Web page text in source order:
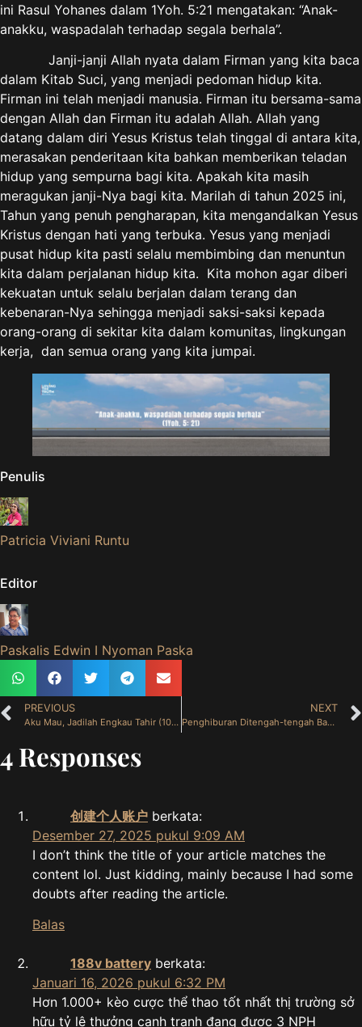
ini Rasul Yohanes dalam 1Yoh. 5:21 mengatakan: “Anak-
anakku, waspadalah terhadap segala berhala”.
Janji-janji Allah nyata dalam Firman yang kita baca
dalam Kitab Suci, yang menjadi pedoman hidup kita.
Firman ini telah menjadi manusia. Firman itu bersama-sama
dengan Allah dan Firman itu adalah Allah. Allah yang
datang dalam diri Yesus Kristus telah tinggal di antara kita,
merasakan penderitaan kita bahkan memberikan teladan
hidup yang sempurna bagi kita. Apakah kita masih
meragukan janji-Nya bagi kita. Marilah di tahun 2025 ini,
Tahun yang penuh pengharapan, kita mengandalkan Yesus
Kristus dengan hati yang terbuka. Yesus yang menjadi
pusat hidup kita pasti selalu membimbing dan menuntun
kita dalam perjalanan hidup kita. Kita mohon agar diberi
kekuatan untuk selalu berjalan dalam terang dan
kebenaran-Nya sehingga menjadi saksi-saksi kepada
orang-orang di sekitar kita dalam komunitas, lingkungan
kerja, dan semua orang yang kita jumpai.
Penulis
Patricia Viviani Runtu
Editor
Paskalis Edwin I Nyoman Paska
PREVIOUS
Aku Mau, Jadilah Engkau Tahir (10 Januari 2025)
NEXT
Penghiburan Ditengah-tengah Badai Hidup (12 Januari 2025)
4 Responses
创建个人账户 berkata:
Desember 27, 2025 pukul 9:09 AM
I don’t think the title of your article matches the
content lol. Just kidding, mainly because I had some
doubts after reading the article.
Balas
188v battery berkata:
Januari 16, 2026 pukul 6:32 PM
Hơn 1.000+ kèo cược thể thao tốt nhất thị trường sở
hữu tỷ lệ thưởng cạnh tranh đang được 3 NPH